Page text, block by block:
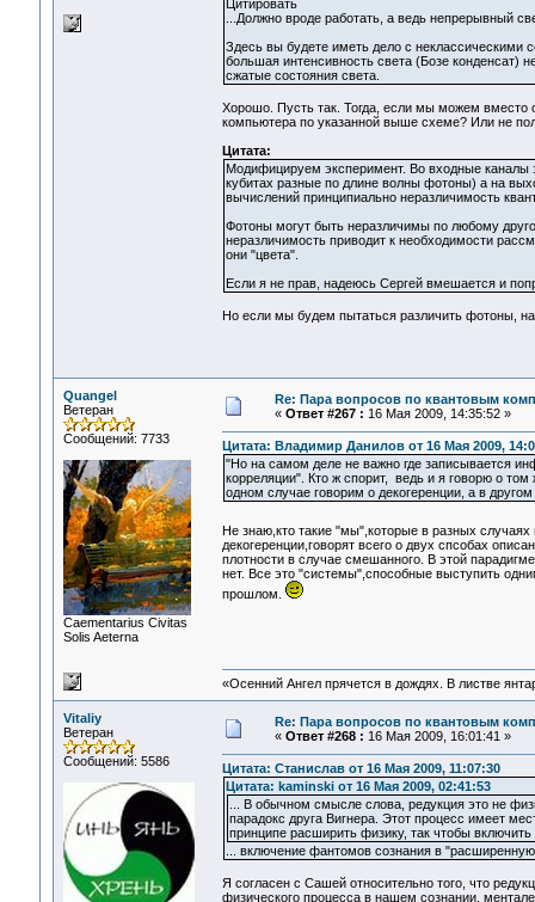
Цитировать
...Должно вроде работать, а ведь непрерывный
Здесь вы будете иметь дело с неклассическими
большая интенсивность света (Бозе конденсат)
сжатые состояния света.
Хорошо. Пусть так. Тогда, если мы можем вместо
компьютера по указанной выше схеме? Или не
Цитата:
Модифицируем эксперимент. Во входные каналы
кубитах разные по длине волны фотоны) а на
вычислений принципиально неразличимость
Фотоны могут быть неразличимы по любому
неразличимость приводит к необходимости
они "цвета".
Если я не прав, надеюсь Сергей вмешается и
Но если мы будем пытаться различить фотоны,
Quangel
Ветеран
Сообщений: 7733
Сaementarius Civitas
Solis Aeterna
Re: Пара вопросов по квантовым
« Ответ #267 : 16 Мая 2009, 14:35:52 »
Цитата: Владимир Данилов от 16 Мая 2009,
"Но на самом деле не важно где записывается
корреляции". Кто ж спорит, ведь и я говорю о
одном случае говорим о декогеренции, а в
Не знаю,кто такие "мы",которые в разных случаях
декогеренции,говорят всего о двух спсобах
плотности в случае смешанного. В этой
нет. Все это "системы",способные выступить
прошлом.
«Осенний Ангел прячется в дождях. В листве
Vitaliy
Ветеран
Сообщений: 5586
Re: Пара вопросов по квантовым
« Ответ #268 : 16 Мая 2009, 16:01:41 »
Цитата: Станислав от 16 Мая 2009, 11:07:30
Цитата: kaminski от 16 Мая 2009, 02:41:53
... В обычном смысле слова, редукция это не
парадокс друга Вигнера. Этот процесс имеет
принципе расширить физику, так чтобы
... включение фантомов сознания в
Я согласен с Сашей относительно того, что
физического процесса в нашем сознании,